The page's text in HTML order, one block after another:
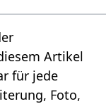
Artikel
für jede
Foto,